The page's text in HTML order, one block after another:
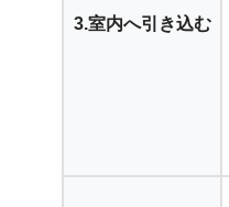
3.室内へ引き込む